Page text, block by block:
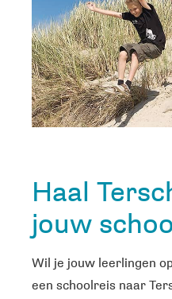
Haal
jouw
Wil je jouw leerlingen
een schoolreis naar